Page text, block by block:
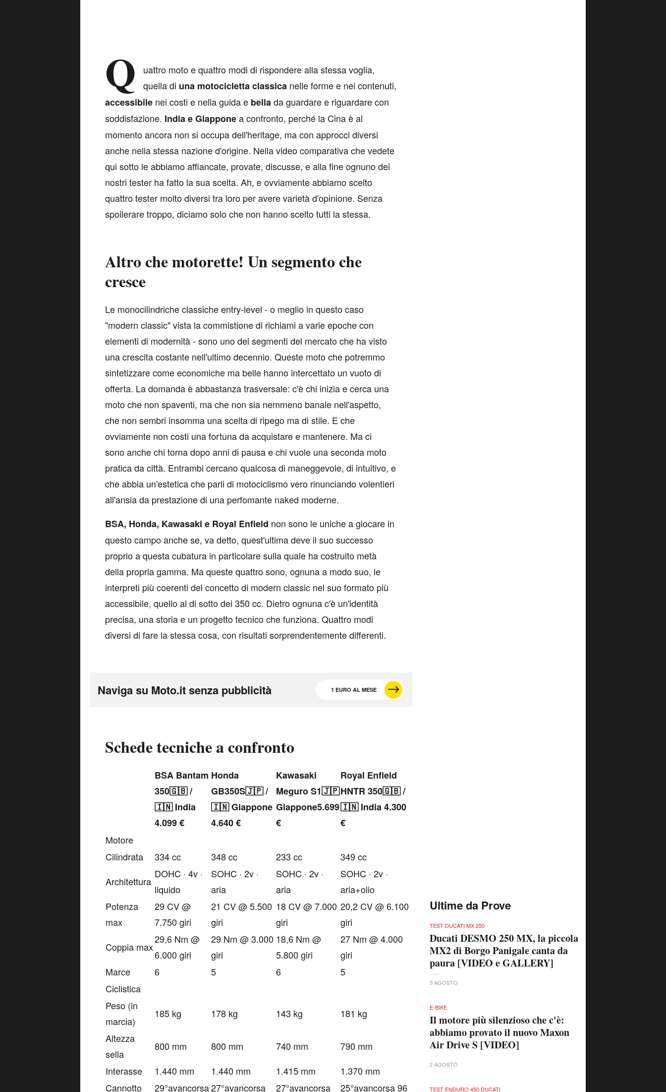
Q
uattro moto e quattro modi di rispondere alla stessa voglia,
quella di una motocicletta classica nelle forme e nei contenuti,
accessibile nei costi e nella guida e bellada guardare e riguardare con
soddisfazione. India e Giapponea confronto, perché la Cina è al
momento ancora non si occupa dell'heritage, ma con approcci diversi
anche nella stessa nazione d'origine. Nella video comparativa che vedete
qui sotto le abbiamo affiancate, provate, discusse, e alla fine ognuno dei
nostri tester ha fatto la sua scelta. Ah, e ovviamente abbiamo scelto
quattro tester molto diversi tra loro per avere varietà d'opinione. Senza
spoilerare troppo, diciamo solo che non hanno scelto tutti la stessa.
Altro che motorette! Un segmento che
cresce
Le monocilindriche classiche entry-level - o meglio in questo caso
"modern classic" vista la commistione di richiami a varie epoche con
elementi di modernità - sono uno dei segmenti del mercato che ha visto
una crescita costante nell'ultimo decennio. Queste moto che potremmo
sintetizzare come economiche ma belle hanno intercettato un vuoto di
offerta. La domanda è abbastanza trasversale: c'è chi inizia e cerca una
moto che non spaventi, ma che non sia nemmeno banale nell'aspetto,
che non sembri insomma una scelta di ripego ma di stile. E che
ovviamente non costi una fortuna da acquistare e mantenere. Ma ci
sono anche chi torna dopo anni di pausa e chi vuole una seconda moto
pratica da città. Entrambi cercano qualcosa di maneggevole, di intuitivo, e
che abbia un'estetica che parli di motociclismo vero rinunciando volentieri
all'ansia da prestazione di una perfomante naked moderne.
BSA, Honda, Kawasaki e Royal Enfield non sono le uniche a giocare in
questo campo anche se, va detto, quest'ultima deve il suo successo
proprio a questa cubatura in particolare sulla quale ha costruito metà
della propria gamma. Ma queste quattro sono, ognuna a modo suo, le
interpreti più coerenti del concetto di modern classic nel suo formato più
accessibile, quello al di sotto dei 350 cc. Dietro ognuna c'è un'identità
precisa, una storia e un progetto tecnico che funziona. Quattro modi
diversi di fare la stessa cosa, con risultati sorprendentemente differenti.
Naviga su Moto.it senza pubblicità 1 EURO AL MESE
Schede tecniche a confronto
BSA Bantam
350🇬🇧 /
🇮🇳 India
4.099 €
Honda
GB350S🇯🇵 /
🇮🇳 Giappone
4.640 €
Kawasaki
Meguro S1🇯🇵
Giappone5.699
€
Royal Enfield
HNTR 350🇬🇧 /
🇮🇳 India 4.300
€
Motore
Cilindrata
334 cc 348 cc 233 cc
349 cc
Architettura
DOHC · 4v ·
liquido
SOHC · 2v ·
aria
SOHC · 2v ·
aria
SOHC · 2v ·
aria+olio
Potenza
max
29 CV @
7.750 giri
21 CV @ 5.500
giri
18 CV @ 7.000
giri
20,2 CV @ 6.100
giri
Coppia max
29,6 Nm @
6.000 giri
29 Nm @ 3.000
giri
18,6 Nm @
5.800 giri
27 Nm @ 4.000
giri
Marce
6 5 6
5
Ciclistica
Peso (in
marcia)
185 kg 178 kg 143 kg
181 kg
Altezza
sella
800 mm 800 mm 740 mm
790 mm
Interasse
1.440 mm 1.440 mm 1.415 mm
1.370 mm
Cannotto
29°avancorsa27°avancorsa 27°avancorsa 25°avancorsa 96
Ultime da Prove
TEST DUCATI MX 250
Ducati DESMO 250 MX, la piccola
MX2 di Borgo Panigale canta da
paura [VIDEO e GALLERY]
3 AGOSTO
E-BIKE
Il motore più silenzioso che c'è:
abbiamo provato il nuovo Maxon
Air Drive S [VIDEO]
2 AGOSTO
TEST ENDURO 450 DUCATI